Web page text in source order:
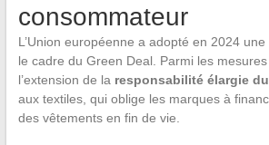
consommateur
L’Union européenne a adopté en 2024
le cadre du Green Deal. Parmi les
l’extension de la responsabilité élargie
aux textiles, qui oblige les marques à
des vêtements en fin de vie.